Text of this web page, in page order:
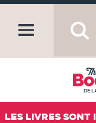
DE
LES LIVRES